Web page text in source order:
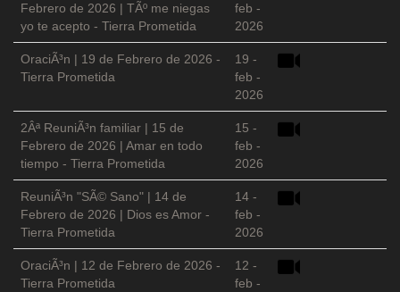
Febrero de 2026 | TÃº me niegas
yo te acepto - Tierra Prometida
feb -
2026
OraciÃ³n | 19 de Febrero de 2026 -
Tierra Prometida
19 -
feb -
2026
2Âª ReuniÃ³n familiar | 15 de
Febrero de 2026 | Amar en todo
tiempo - Tierra Prometida
15 -
feb -
2026
ReuniÃ³n "SÃ© Sano" | 14 de
Febrero de 2026 | Dios es Amor -
Tierra Prometida
14 -
feb -
2026
OraciÃ³n | 12 de Febrero de 2026 -
Tierra Prometida
12 -
feb -